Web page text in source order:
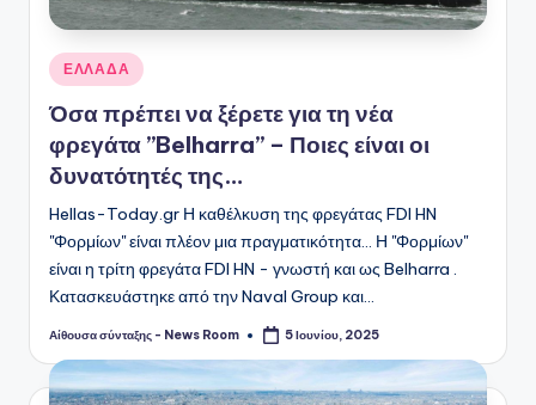
Αναρτήθηκε
σε
ΕΛΛΑΔΑ
Όσα πρέπει να ξέρετε για τη νέα
φρεγάτα ”Belharra” – Ποιες είναι οι
δυνατότητές της…
Hellas-Today.gr Η καθέλκυση της φρεγάτας FDI HN
''Φορμίων'' είναι πλέον μια πραγματικότητα... Η ''Φορμίων''
είναι η τρίτη φρεγάτα FDI HN - γνωστή και ως Belharra .
Κατασκευάστηκε από την Naval Group και…
Συγγραφέας:
Αίθουσα σύνταξης - News Room 5 Ιουνίου, 2025